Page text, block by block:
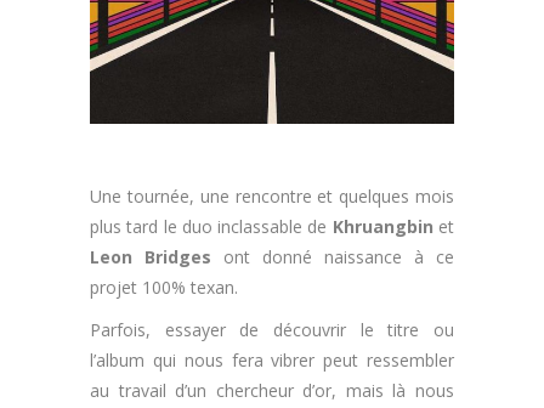
Une tournée, une rencontre et quelques mois
plus tard le duo inclassable de Khruangbin et
Leon Bridges ont donné naissance à ce
projet 100% texan.
Parfois, essayer de découvrir le titre ou
l’album qui nous fera vibrer peut ressembler
au travail d’un chercheur d’or, mais là nous